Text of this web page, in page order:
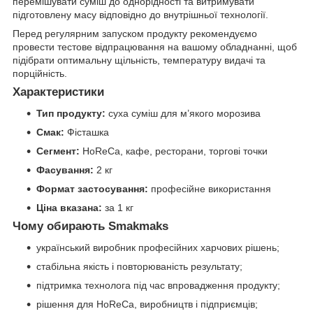
підготовлену масу відповідно до внутрішньої технології.
Перед регулярним запуском продукту рекомендуємо
провести тестове відпрацювання на вашому обладнанні, щоб
підібрати оптимальну щільність, температуру видачі та
порційність.
Характеристики
Тип продукту: суха суміш для м’якого морозива
Смак: Фісташка
Сегмент: HoReCa, кафе, ресторани, торгові точки
Фасування: 2 кг
Формат застосування: професійне використання
Ціна вказана: за 1 кг
Чому обирають Smakmaks
український виробник професійних харчових рішень;
стабільна якість і повторюваність результату;
підтримка технолога під час впровадження продукту;
рішення для HoReCa, виробництв і підприємців;